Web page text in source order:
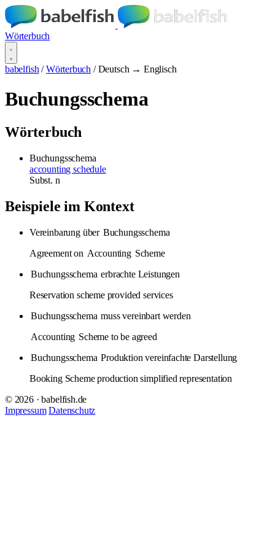
Wörterbuch
babelfish / Wörterbuch / Deutsch → Englisch
Buchungsschema
Wörterbuch
Buchungsschema
accounting schedule
Subst. n
Beispiele im Kontext
Vereinbarung über Buchungsschema
Agreement on Accounting Scheme
Buchungsschema erbrachte Leistungen
Reservation scheme provided services
Buchungsschema muss vereinbart werden
Accounting Scheme to be agreed
Buchungsschema Produktion vereinfachte Darstellung
Booking Scheme production simplified representation
© 2026 · babelfish.de
Impressum Datenschutz